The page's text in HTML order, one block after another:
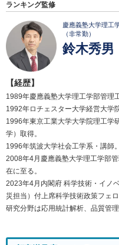
ランキング監修
慶應義塾大学理工
（非常勤）
鈴木秀男
【経歴】
1989年慶應義塾大学理工学部管理
1992年ロチェスター大学経営大学
1996年東京工業大学大学院理工学
学）取得。
1996年筑波大学社会工学系・講師
2008年4月慶應義塾大学理工学部
在に至る。
2023年4月内閣府 科学技術・イノ
災担当）付上席科学技術政策フェロ
研究分野は応用統計解析、品質管理